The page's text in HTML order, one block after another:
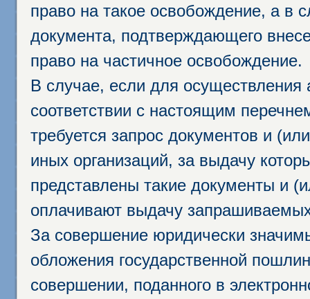
право на такое освобождение, а в
документа, подтверждающего
право на частичное освобождение.
В случае, если для осуществления
соответствии с настоящим
требуется запрос документов и
иных организаций, за выдачу
представлены такие документы и
оплачивают выдачу
За совершение юридически
обложения государственной
совершении, поданного в